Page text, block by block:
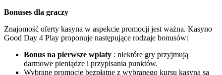
Bonuses dla graczy
Znajomość oferty kasyna w aspekcie promocji jest ważna. Kasyno
Good Day 4 Play proponuje następujące rodzaje bonusów:
Bonus na pierwsze wpłaty : niektóre gry przyjmują
darmowe pieniądze i przypisania punktów.
Wybrane promocje bezpłatne z wybranego kursu kasyna są